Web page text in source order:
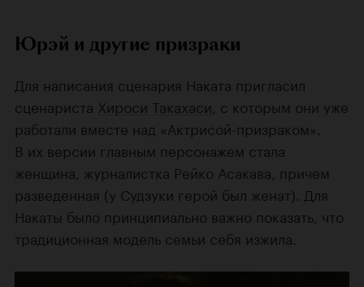
Юрэй и другие призраки
Для написания сценария Наката пригласил
сценариста Хироси Такахаси , с которым они уже
работали вместе над «Актрисой-призраком».
В их версии главным персонажем стала
женщина, журналистка Рейко Асакава, причем
разведенная (у Судзуки герой был женат). Для
Накаты было принципиально важно показать, что
традиционная модель семьи себя изжила.